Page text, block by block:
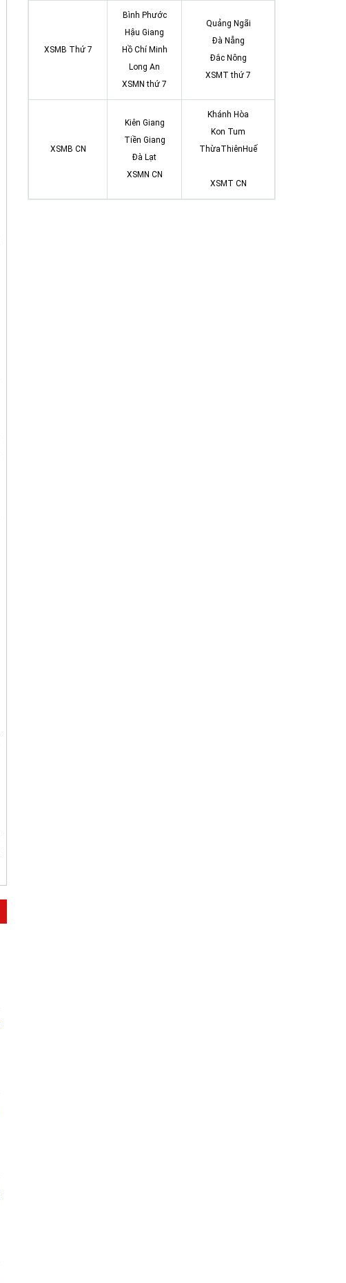
XSMB Thứ 7
Bình Phước
Hậu Giang
Hồ Chí Minh
Long An
XSMN thứ 7
Quảng Ngãi
Đà Nẵng
Đắc Nông
XSMT thứ 7
XSMB CN
Kiên Giang
Tiền Giang
Đà Lạt
XSMN CN
Khánh Hòa
Kon Tum
ThừaThiênHuế
XSMT CN